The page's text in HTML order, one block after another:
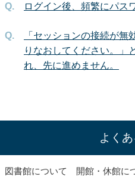
ログイン後、頻繁にパス
「セッションの接続が
りなおしてください。」
れ、先に進めません。
よく
図書館について 開館・休館に